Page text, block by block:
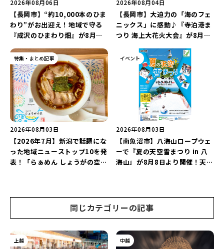
2026年08月06日
【長岡市】“約10,000本のひま
わり”がお出迎え！地域で守る
『成沢のひまわり畑』が8月中
力を満喫しよう！
2026年08月04日
【長岡市】大迫力の「海のフェ
ニックス」に感動♪『寺泊港ま
つり 海上大花火大会』が8月7
5,000発の花火”を楽しもう♪
特集・まとめ記事
2026年08月03日
【2026年7月】新潟で話題にな
った地域ニューストップ10を発
表！「らぁめん しょうがの空」
イベント
2026年08月03日
【南魚沼市】八海山ロープウェ
ーで『夏の天空雪まつり in 八
海山』が8月8日より開催！天然
同じカテゴリーの記事
上越 中越